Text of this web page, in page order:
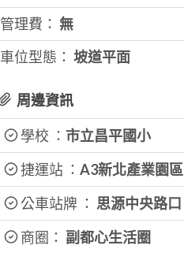
管理費： 無
車位型態： 坡道平面
周邊資訊
學校 ： 市立昌平國小
捷運站 ： A3新北產業園區
公車站牌 ： 思源中央路口
商圈： 副都心生活圈